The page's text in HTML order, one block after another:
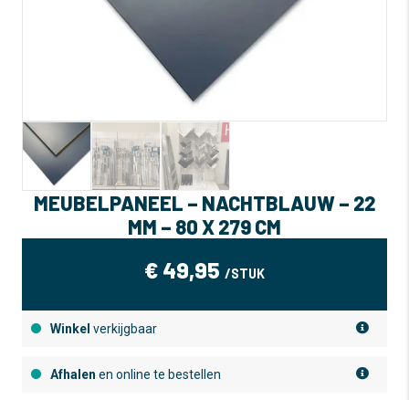
MEUBELPANEEL – NACHTBLAUW – 22
MM – 80 X 279 CM
€ 49,95 /STUK
Winkel verkijgbaar
Afhalen en online te bestellen